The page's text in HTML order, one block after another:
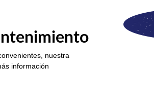
nuestra
información